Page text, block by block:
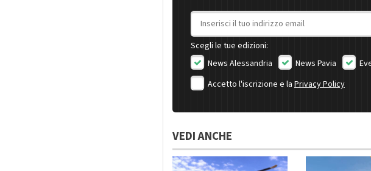
Indirizzo email
Scegli le tue edizioni:
News Alessandria
News Pavia
Accetto l'iscrizione e la Privacy Policy
VEDI ANCHE